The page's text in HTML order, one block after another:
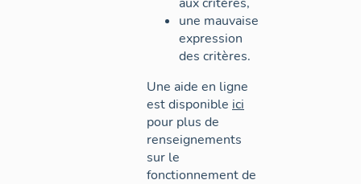
une mauvaise
expression
des critères.
Une aide en ligne
est disponible ici
pour plus de
renseignements
sur le
fonctionnement de